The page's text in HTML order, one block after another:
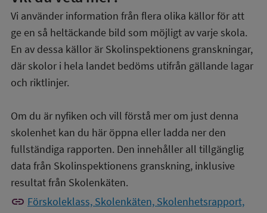
Vi använder information från flera olika källor för att
ge en så heltäckande bild som möjligt av varje skola.
En av dessa källor är Skolinspektionens granskningar,
där skolor i hela landet bedöms utifrån gällande lagar
och riktlinjer.
Om du är nyfiken och vill förstå mer om just denna
skolenhet kan du här öppna eller ladda ner den
fullständiga rapporten. Den innehåller all tillgänglig
data från Skolinspektionens granskning, inklusive
resultat från Skolenkäten.
link Förskoleklass, Skolenkäten, Skolenhetsrapport,